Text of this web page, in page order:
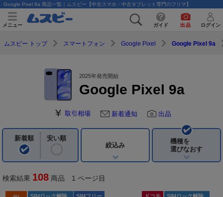
Google Pixel 9a 商品一覧｜ムスビー【中古スマホ・中古タブレット専門のフリマ】
メニュー ガイド 出品 ログイン
ムスビー トップ スマートフォン Google Pixel Google Pixel 9a
2025年発売開始
Google Pixel 9a
取引相場 新着通知 出品
新着順
安い順
絞込み
機種を
選びなおす
検索結果 108 商品 1 ページ目